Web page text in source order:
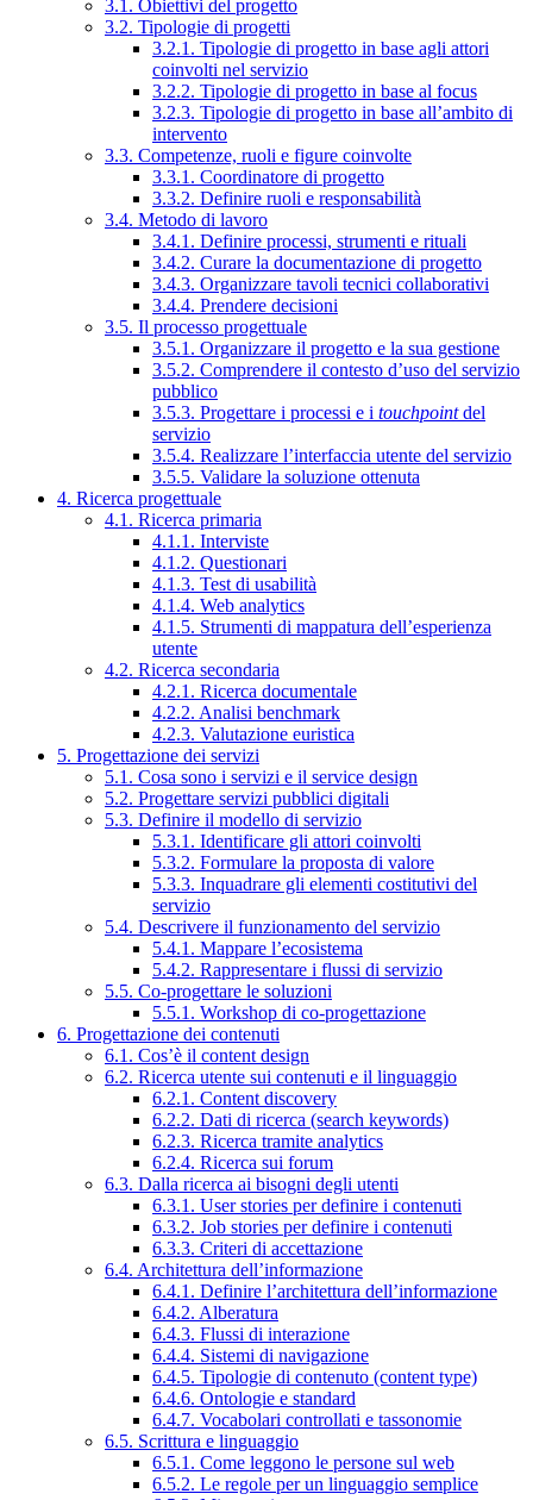
3.1. Obiettivi del progetto
3.2. Tipologie di progetti
3.2.1. Tipologie di progetto in base agli attori
coinvolti nel servizio
3.2.2. Tipologie di progetto in base al focus
3.2.3. Tipologie di progetto in base all’ambito di
intervento
3.3. Competenze, ruoli e figure coinvolte
3.3.1. Coordinatore di progetto
3.3.2. Definire ruoli e responsabilità
3.4. Metodo di lavoro
3.4.1. Definire processi, strumenti e rituali
3.4.2. Curare la documentazione di progetto
3.4.3. Organizzare tavoli tecnici collaborativi
3.4.4. Prendere decisioni
3.5. Il processo progettuale
3.5.1. Organizzare il progetto e la sua gestione
3.5.2. Comprendere il contesto d’uso del servizio
pubblico
3.5.3. Progettare i processi e i touchpointdel
servizio
3.5.4. Realizzare l’interfaccia utente del servizio
3.5.5. Validare la soluzione ottenuta
4. Ricerca progettuale
4.1. Ricerca primaria
4.1.1. Interviste
4.1.2. Questionari
4.1.3. Test di usabilità
4.1.4. Web analytics
4.1.5. Strumenti di mappatura dell’esperienza
utente
4.2. Ricerca secondaria
4.2.1. Ricerca documentale
4.2.2. Analisi benchmark
4.2.3. Valutazione euristica
5. Progettazione dei servizi
5.1. Cosa sono i servizi e il service design
5.2. Progettare servizi pubblici digitali
5.3. Definire il modello di servizio
5.3.1. Identificare gli attori coinvolti
5.3.2. Formulare la proposta di valore
5.3.3. Inquadrare gli elementi costitutivi del
servizio
5.4. Descrivere il funzionamento del servizio
5.4.1. Mappare l’ecosistema
5.4.2. Rappresentare i flussi di servizio
5.5. Co-progettare le soluzioni
5.5.1. Workshop di co-progettazione
6. Progettazione dei contenuti
6.1. Cos’è il content design
6.2. Ricerca utente sui contenuti e il linguaggio
6.2.1. Content discovery
6.2.2. Dati di ricerca (search keywords)
6.2.3. Ricerca tramite analytics
6.2.4. Ricerca sui forum
6.3. Dalla ricerca ai bisogni degli utenti
6.3.1. User stories per definire i contenuti
6.3.2. Job stories per definire i contenuti
6.3.3. Criteri di accettazione
6.4. Architettura dell’informazione
6.4.1. Definire l’architettura dell’informazione
6.4.2. Alberatura
6.4.3. Flussi di interazione
6.4.4. Sistemi di navigazione
6.4.5. Tipologie di contenuto (content type)
6.4.6. Ontologie e standard
6.4.7. Vocabolari controllati e tassonomie
6.5. Scrittura e linguaggio
6.5.1. Come leggono le persone sul web
6.5.2. Le regole per un linguaggio semplice